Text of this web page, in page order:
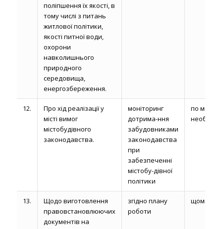
поліпшення їх якості, в
тому числі з питань
житлової політики,
якості питної води,
охорони
навколишнього
природного
середовища,
енергозбереження.
12.
Про хід реалізації у
місті вимог
містобудівного
законодавства.
моніторинг
дотрима-ння
забудовниками
законодавства
при
забезпеченні
містобу-дівної
політики
по мірі
13.
Щодо виготовлення
правовстановлюючих
документів на
згідно плану
роботи
щомісяця